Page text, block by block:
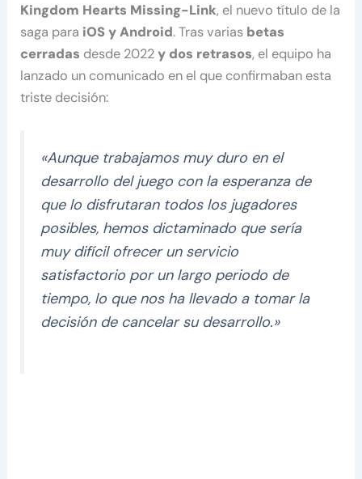
Kingdom Hearts Missing-Link, el nuevo título de la
saga para iOS y Android. Tras varias betas
cerradas desde 2022y dos retrasos, el equipo ha
lanzado un comunicado en el que confirmaban esta
triste decisión:
«Aunque trabajamos muy duro en el
desarrollo del juego con la esperanza de
que lo disfrutaran todos los jugadores
posibles, hemos dictaminado que sería
muy difícil ofrecer un servicio
satisfactorio por un largo periodo de
tiempo, lo que nos ha llevado a tomar la
decisión de cancelar su desarrollo.»